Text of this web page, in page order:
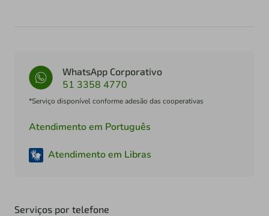
WhatsApp Corporativo
51 3358 4770
*Serviço disponível conforme adesão das cooperativas
Atendimento em Português
Atendimento em Libras
Serviços por telefone